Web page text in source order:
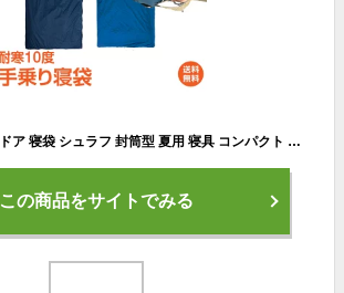
【1年保証】アウトドア 寝袋 シュラフ 封筒型 夏用 寝具 コンパクト スリーピングバッグ シュラフザック 撥水 バックル 軽量 3シーズン かわいい おしゃれ 子供 連結可能 ツーリング キャンプ 災害 車中泊 ad111 防災 避難用 おうちキャンプ ベランピング
この商品をサイトでみる